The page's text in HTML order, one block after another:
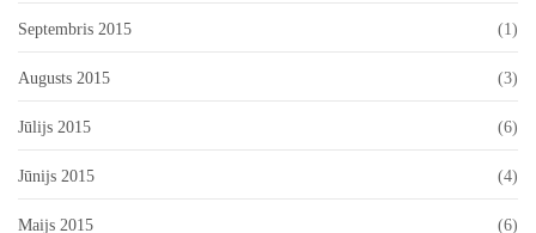
Septembris 2015 (1)
Augusts 2015 (3)
Jūlijs 2015 (6)
Jūnijs 2015 (4)
Maijs 2015 (6)